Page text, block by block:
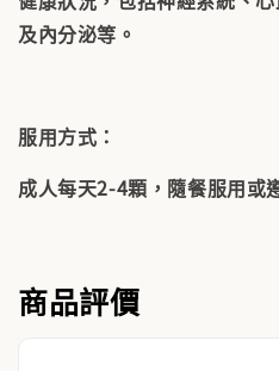
及內分泌等。
服用方式：
成人每天2-4顆，隨餐服用或
商品評價